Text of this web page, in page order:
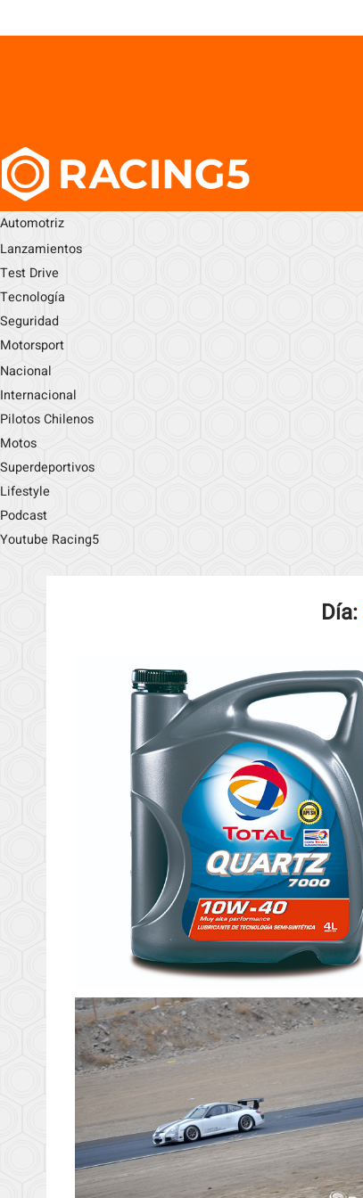
Automotriz
Lanzamientos
Test Drive
Tecnología
Seguridad
Motorsport
Nacional
Internacional
Pilotos Chilenos
Motos
Superdeportivos
Lifestyle
Podcast
Youtube Racing5
Día: